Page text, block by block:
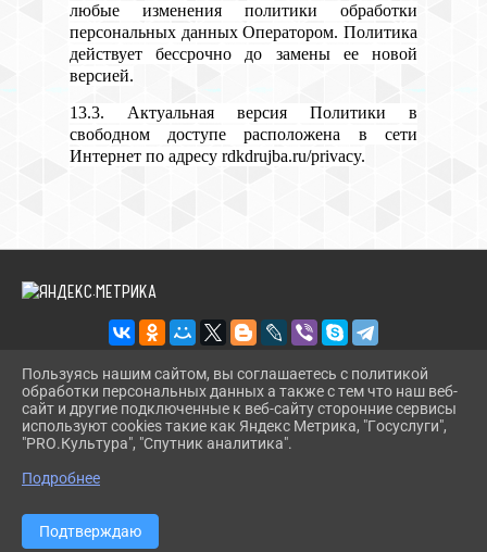
любые изменения политики обработки
персональных данных Оператором. Политика
действует бессрочно до замены ее новой
версией.
13.3. Актуальная версия Политики в
свободном доступе расположена в сети
Интернет по адресу rdkdrujba.ru/privacy.
2026 Г. RDKDRUJBA.RU
ВХОД
КАРТА САЙТА
СДЕЛАНО НА KUBCMS
РАЗРАБОТКА И ПОДДЕРЖКА
Пользуясь нашим сайтом, вы соглашаетесь с политикой
обработки персональных данных а также с тем что наш веб-
сайт и другие подключенные к веб-сайту сторонние сервисы
используют cookies такие как Яндекс Метрика, "Госуслуги",
"PRO.Культура", "Спутник аналитика".
Подробнее
Подтверждаю